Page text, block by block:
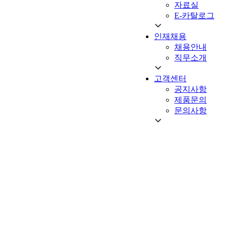
자료실
E-카탈로그
인재채용
채용안내
직무소개
고객센터
공지사항
제품문의
문의사항